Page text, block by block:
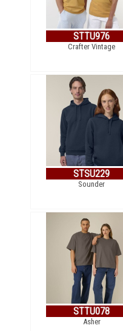
STTU976
Crafter Vintage
STSU229
Sounder
STTU078
Asher